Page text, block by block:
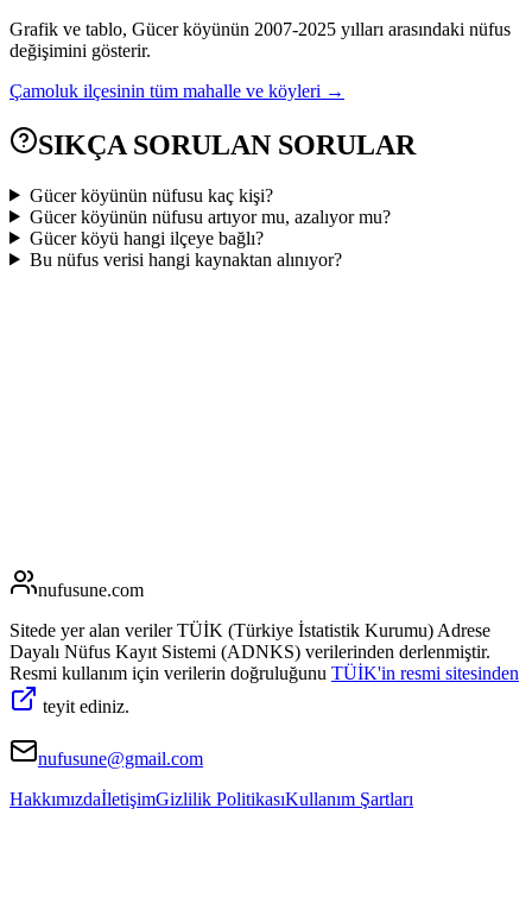
Grafik ve tablo, Gücerköyünün 2007-2025 yılları arasındaki nüfus
değişimini gösterir.
Çamoluk ilçesinin tüm mahalle ve köyleri →
SIKÇA SORULAN SORULAR
Gücer köyünün nüfusu kaç kişi?
Gücer köyünün nüfusu artıyor mu, azalıyor mu?
Gücer köyü hangi ilçeye bağlı?
Bu nüfus verisi hangi kaynaktan alınıyor?
nufusune.com
Sitede yer alan veriler TÜİK (Türkiye İstatistik Kurumu) Adrese
Dayalı Nüfus Kayıt Sistemi (ADNKS) verilerinden derlenmiştir.
Resmi kullanım için verilerin doğruluğunu TÜİK'in resmi sitesinden
teyit ediniz.
nufusune@gmail.com
HakkımızdaİletişimGizlilik PolitikasıKullanım Şartları